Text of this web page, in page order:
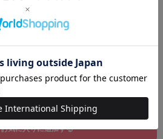
カートに入れる
お気に入りに追加する